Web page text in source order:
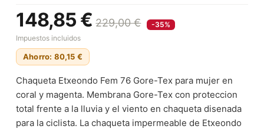
148,85 € 229,00 €
-35%
Impuestos incluidos
Ahorro: 80,15 €
Chaqueta Etxeondo Fem 76 Gore-Tex para mujer en
coral y magenta. Membrana Gore-Tex con proteccion
total frente a la lluvia y el viento en chaqueta disenada
para la ciclista. La chaqueta impermeable de Etxeondo